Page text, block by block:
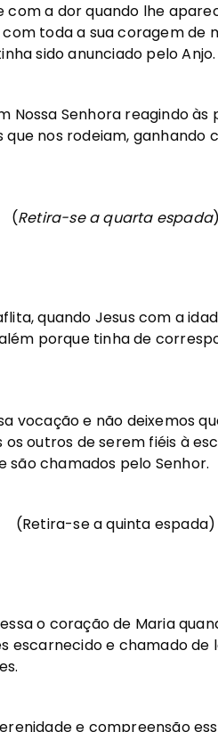
a dor quando lhe
toda a sua coragem de
sido anunciado pelo Anjo.
Senhora reagindo às
nos rodeiam,
(Retira-se a quarta espada)
quando Jesus com a
porque tinha de
vocação e não deixemos
outros de serem fiéis à
são chamados pelo Senhor.
(Retira-se a quinta espada)
o coração de Maria
escarnecido e chamado de
e compreensão